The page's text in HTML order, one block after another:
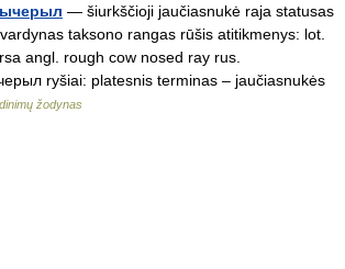
— šiurkščioji jaučiasnukė raja statusas
taksono rangas rūšis atitikmenys: lot.
angl. rough cow nosed ray rus.
ryšiai: platesnis terminas – jaučiasnukės
žodynas